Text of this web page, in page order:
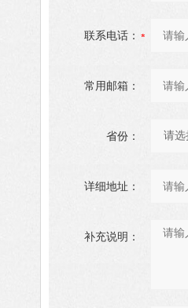
联系电话：
常用邮箱：
省份：
详细地址：
补充说明：